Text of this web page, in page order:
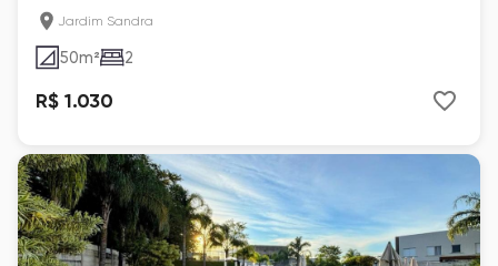
Jardim Sandra
50m² 2
R$ 1.030